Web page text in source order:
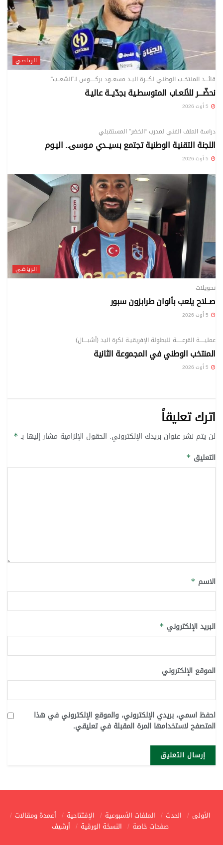
الرياضي
قائـــد المنتخــب الوطني لكـــرة اليـد مسعــود بركـــــوس لـ”الشعــب”:
نحضّـــر للألعـاب المتوسطـية بجدّيــة عاليـة
دراسة الملف الفني لمدرب “الخضر” المستقبلي
اللجنة التقنية الوطنية تجتمع بسيــدي مـوسى.. اليـوم
الرياضي
تحويلات
صــلاح يلعب بألوان طرابزون سبور
عمليـــــة القرعــــــة للبطولة الإفريقيـة لكرة اليد (أشبــــال)
المنتخب الوطني في المجموعة الثانية
اترك تعليقاً
لن يتم نشر عنوان بريدك الإلكتروني. الحقول الإلزامية مشار إليها بـ *
التعليق *
الاسم *
البريد الإلكتروني *
الموقع الإلكتروني
احفظ اسمي، بريدي الإلكتروني، والموقع الإلكتروني في هذا
المتصفح لاستخدامها المرة المقبلة في تعليقي.
الأولى الحدث الملفات الأسبوعية الإفتتاحية
أعمدة ومقالات
صفحات خاصة
النسخة الورقية أرشيف